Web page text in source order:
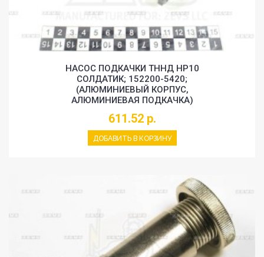
НАСОС ПОДКАЧКИ ТННД HP10
СОЛДАТИК; 152200-5420;
(АЛЮМИНИЕВЫЙ КОРПУС,
АЛЮМИНИЕВАЯ ПОДКАЧКА)
611.52 р.
ДОБАВИТЬ В КОРЗИНУ